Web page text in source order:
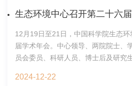
响，尤其在对自然和人为干扰敏感的
了我们对干旱区生态系统碳循环的全
敏感区域的生态管理措施的优化。研
凋落物分解数据库，记录了来自全球
生态环境中心召开第二十六
12月19日至21日，中国科学院生态
届学术年会。中心领导、两院院士、
员会委员、科研人员、博士后及研究
促进中心学术交流、人才培养等方面
2024-12-22